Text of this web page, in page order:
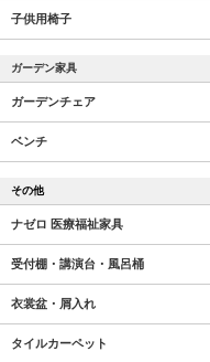
子供用椅子
ガーデン家具
ガーデンチェア
ベンチ
その他
ナゼロ 医療福祉家具
受付棚・講演台・風呂桶
衣裳盆・屑入れ
タイルカーペット